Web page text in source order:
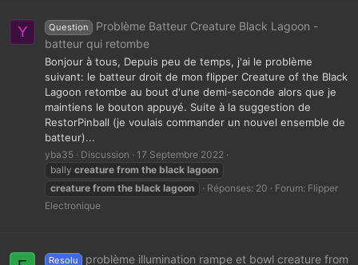
Y Question
Problème Batteur Creature Black Lagoon -
batteur qui retombe
Bonjour à tous, Depuis peu de temps, j'ai le problème
suivant: le batteur droit de mon flipper Creature of the Black
Lagoon retombe au bout d'une demi-seconde alors que je
maintiens le bouton appuyé. Suite à la suggestion de
RestorPinball (je voulais commander un nouvel ensemble de
batteur)...
yba35 Discussion
17 Septembre 2022
bally creature from the black lagoon
creature from the black lagoon Réponses: 20 Forum: Flipper
Electronique
Resolu problème illumination rampe et bowl creature from